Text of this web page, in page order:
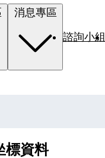
諮詢小組
標資料